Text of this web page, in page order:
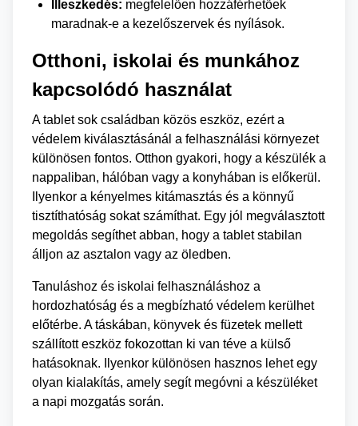
Illeszkedés: megfelelően hozzáférhetőek
maradnak-e a kezelőszervek és nyílások.
Otthoni, iskolai és munkához
kapcsolódó használat
A tablet sok családban közös eszköz, ezért a
védelem kiválasztásánál a felhasználási környezet
különösen fontos. Otthon gyakori, hogy a készülék a
nappaliban, hálóban vagy a konyhában is előkerül.
Ilyenkor a kényelmes kitámasztás és a könnyű
tisztíthatóság sokat számíthat. Egy jól megválasztott
megoldás segíthet abban, hogy a tablet stabilan
álljon az asztalon vagy az öledben.
Tanuláshoz és iskolai felhasználáshoz a
hordozhatóság és a megbízható védelem kerülhet
előtérbe. A táskában, könyvek és füzetek mellett
szállított eszköz fokozottan ki van téve a külső
hatásoknak. Ilyenkor különösen hasznos lehet egy
olyan kialakítás, amely segít megóvni a készüléket
a napi mozgatás során.